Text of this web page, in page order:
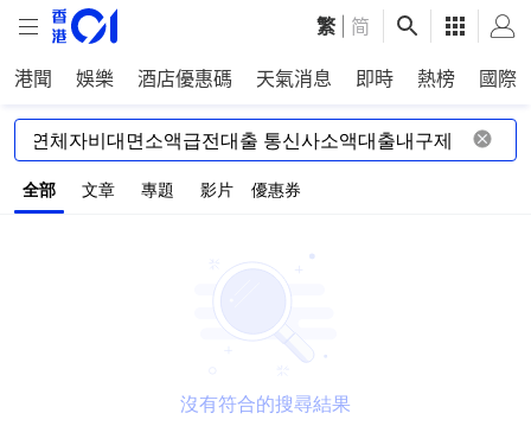
繁 简
港聞 娛樂 酒店優惠碼 天氣消息 即時 熱榜 國際